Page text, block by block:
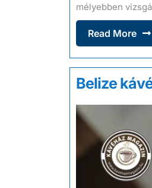
mélyebben
Read More
Belize